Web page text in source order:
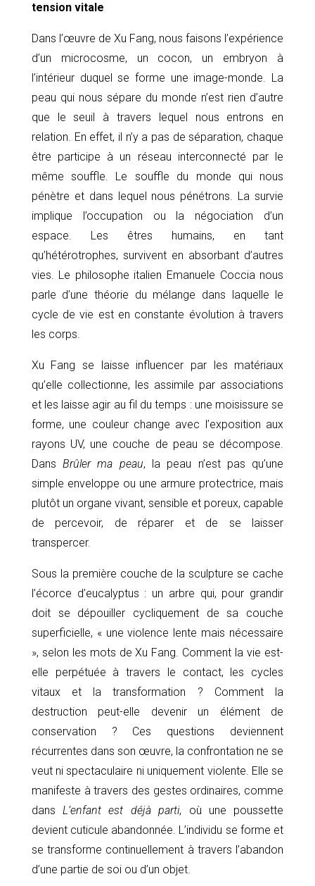
tension vitale
Dans l’œuvre de Xu Fang, nous faisons l’expérience
d’un microcosme, un cocon, un embryon à
l’intérieur duquel se forme une image-monde. La
peau qui nous sépare du monde n’est rien d’autre
que le seuil à travers lequel nous entrons en
relation. En effet, il n’y a pas de séparation, chaque
être participe à un réseau interconnecté par le
même souffle. Le souffle du monde qui nous
pénètre et dans lequel nous pénétrons. La survie
implique l’occupation ou la négociation d’un
espace. Les êtres humains, en tant
qu’hétérotrophes, survivent en absorbant d’autres
vies. Le philosophe italien Emanuele Coccia nous
parle d’une théorie du mélange dans laquelle le
cycle de vie est en constante évolution à travers
les corps.
Xu Fang se laisse influencer par les matériaux
qu’elle collectionne, les assimile par associations
et les laisse agir au fil du temps : une moisissure se
forme, une couleur change avec l’exposition aux
rayons UV, une couche de peau se décompose.
DansBrûler ma peau, la peau n’est pas qu’une
simple enveloppe ou une armure protectrice, mais
plutôt un organe vivant, sensible et poreux, capable
de percevoir, de réparer et de se laisser
transpercer.
Sous la première couche de la sculpture se cache
l’écorce d’eucalyptus : un arbre qui, pour grandir
doit se dépouiller cycliquement de sa couche
superficielle, « une violence lente mais nécessaire
», selon les mots de Xu Fang. Comment la vie est-
elle perpétuée à travers le contact, les cycles
vitaux et la transformation ? Comment la
destruction peut-elle devenir un élément de
conservation ? Ces questions deviennent
récurrentes dans son œuvre, la confrontation ne se
veut ni spectaculaire ni uniquement violente. Elle se
manifeste à travers des gestes ordinaires, comme
dansL’enfant est déjà parti, où une poussette
devient cuticule abandonnée. L’individu se forme et
se transforme continuellement à travers l’abandon
d’une partie de soi ou d’un objet.